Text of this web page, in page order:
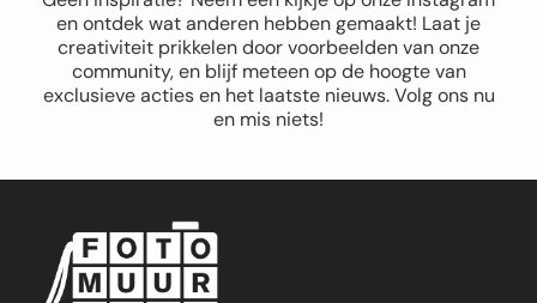
en ontdek wat anderen hebben gemaakt! Laat je
creativiteit prikkelen door voorbeelden van onze
community, en blijf meteen op de hoogte van
exclusieve acties en het laatste nieuws. Volg ons nu
en mis niets!